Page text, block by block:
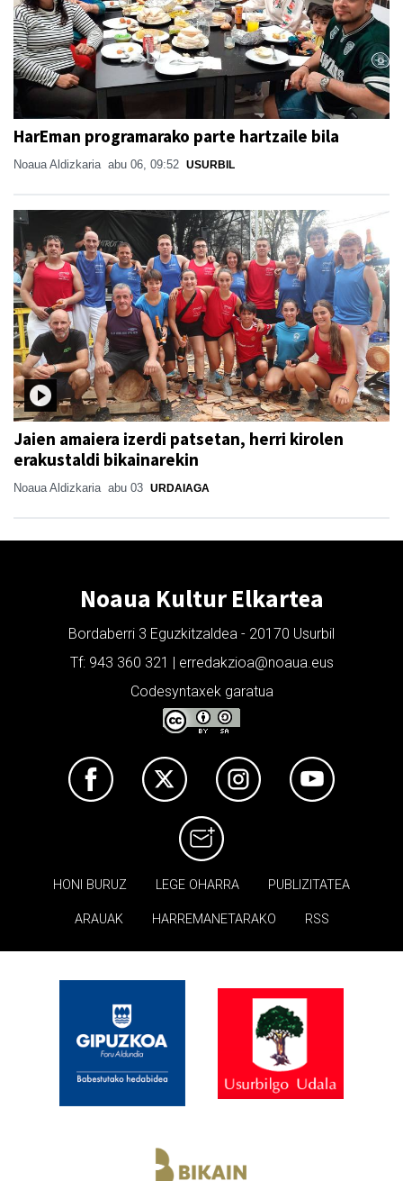
HarEman programarako parte hartzaile bila
Noaua Aldizkaria abu 06, 09:52 USURBIL
Jaien amaiera izerdi patsetan, herri kirolen
erakustaldi bikainarekin
Noaua Aldizkaria abu 03 URDAIAGA
Noaua Kultur Elkartea
Bordaberri 3 Eguzkitzaldea - 20170 Usurbil
Tf: 943 360 321 | erredakzioa@noaua.eus
Codesyntaxek garatua
HONI BURUZ LEGE OHARRA PUBLIZITATEA
ARAUAK HARREMANETARAKO RSS